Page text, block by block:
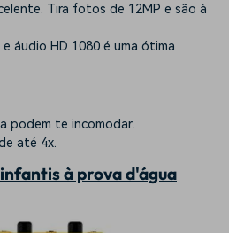
Tira fotos de 12MP e são à
áudio HD 1080 é uma ótima
podem te incomodar.
até 4x.
à prova d'água